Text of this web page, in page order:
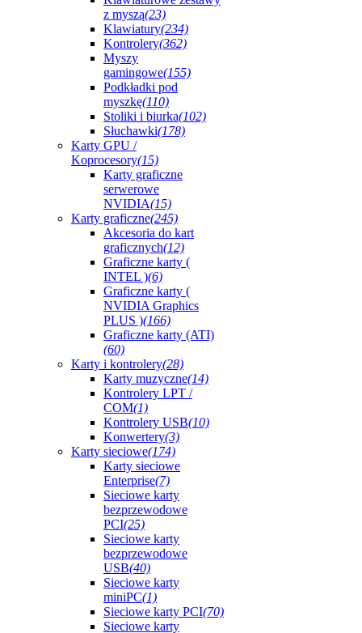
z myszą(23)
Klawiatury(234)
Kontrolery(362)
Myszy
gamingowe(155)
Podkładki pod
myszkę(110)
Stoliki i biurka(102)
Słuchawki(178)
Karty GPU /
Koprocesory(15)
Karty graficzne
serwerowe
NVIDIA(15)
Karty graficzne(245)
Akcesoria do kart
graficznych(12)
Graficzne karty (
INTEL )(6)
Graficzne karty (
NVIDIA Graphics
PLUS )(166)
Graficzne karty (ATI)
(60)
Karty i kontrolery(28)
Karty muzyczne(14)
Kontrolery LPT /
COM(1)
Kontrolery USB(10)
Konwertery(3)
Karty sieciowe(174)
Karty sieciowe
Enterprise(7)
Sieciowe karty
bezprzewodowe
PCI(25)
Sieciowe karty
bezprzewodowe
USB(40)
Sieciowe karty
miniPC(1)
Sieciowe karty PCI(70)
Sieciowe karty